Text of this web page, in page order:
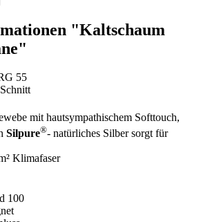
"Kaltschaum
55
mit hautsympathischem Softtouch,
Silpure®- natürliches Silber sorgt für
Klimafaser
100